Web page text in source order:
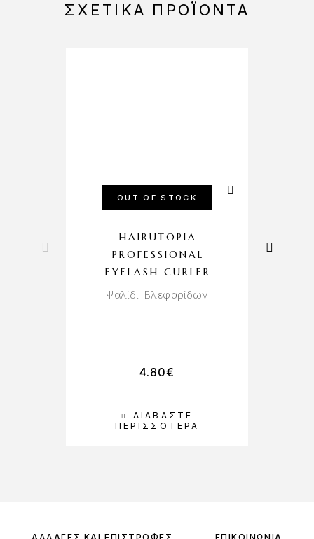
ΣΧΕΤΙΚΆ ΠΡΟΪΌΝΤΑ
OUT OF STOCK
ΔΙΑΒΆΣΤΕ
ΠΕΡΙΣΣΌΤΕΡΑ
HAIRUTOPIA
PROFESSIONAL
EYELASH CURLER
Ψαλίδι Βλεφαρίδων
4.80€